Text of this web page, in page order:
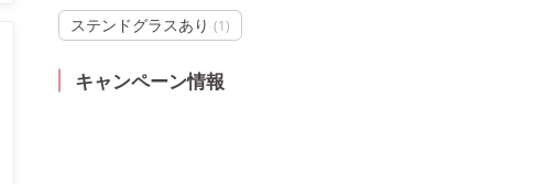
ステンドグラスあり (1)
キャンペーン情報